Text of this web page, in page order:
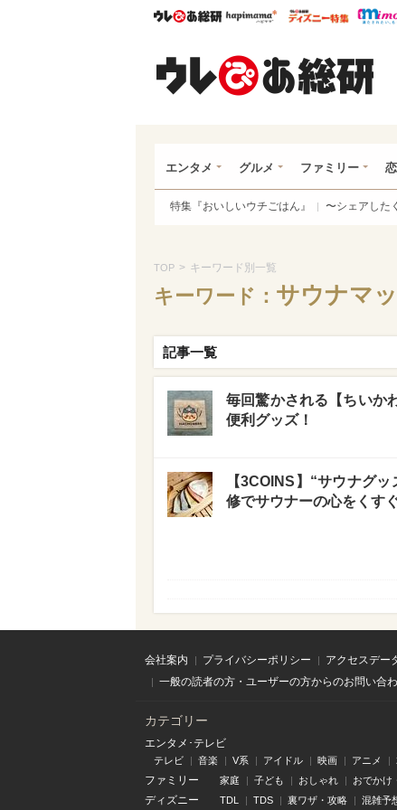
ウレぴあ総研ハピママ* ウレ
エンタメ グルメ ファミリー
特集『おいしいウチごはん』 〜シェアした
TOP > キーワード別一覧
キーワード： サウナマ
記事一覧
毎回驚かされる【ちいか
便利グッズ！
【3COINS】“サウナグ
修でサウナーの心をくす
会社案内 プライバシーポリシー アクセスデー
一般の読者の方・ユーザーの方からのお問い合
カテゴリー
エンタメ･テレビ
テレビ 音楽 V系 アイドル 映画 アニメ
ファミリー 家庭 子ども おしゃれ おでかけ
ディズニー TDL TDS 裏ワザ・攻略 混雑予